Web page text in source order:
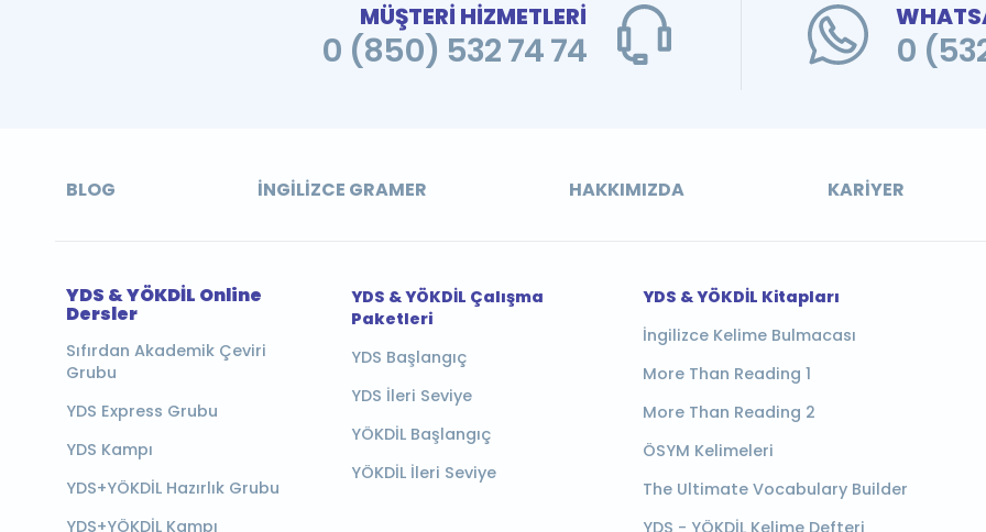
MÜŞTERİ HİZMETLERİ
0 (850) 532 74 74 0
BLOG İNGILIZCE GRAMER HAKKIMIZDA KARIYER
YDS & YÖKDİL Online
Dersler
Sıfırdan Akademik Çeviri
Grubu
YDS Express Grubu
YDS Kampı
YDS+YÖKDİL Hazırlık Grubu
YDS+YÖKDİL Kampı
YDS & YÖKDİL Çalışma
Paketleri
YDS Başlangıç
YDS İleri Seviye
YÖKDİL Başlangıç
YÖKDİL İleri Seviye
YDS & YÖKDİL Kitapları
İngilizce Kelime Bulmacası
More Than Reading 1
More Than Reading 2
ÖSYM Kelimeleri
The Ultimate Vocabulary Builder
YDS - YÖKDİL Kelime Defteri